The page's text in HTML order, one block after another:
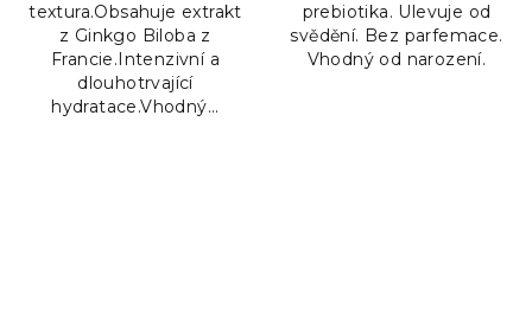
textura.Obsahuje extrakt
z Ginkgo Biloba z
Francie.Intenzivní a
dlouhotrvající
hydratace.Vhodný...
prebiotika. Ulevuje od
svědění. Bez parfemace.
Vhodný od narození.